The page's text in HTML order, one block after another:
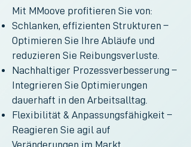
Mit MMoove profitieren Sie von:
Schlanken, effizienten Strukturen –
Optimieren Sie Ihre Abläufe und
reduzieren Sie Reibungsverluste.
Nachhaltiger Prozessverbesserung –
Integrieren Sie Optimierungen
dauerhaft in den Arbeitsalltag.
Flexibilität & Anpassungsfähigkeit –
Reagieren Sie agil auf
Veränderungen im Markt.